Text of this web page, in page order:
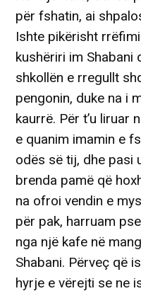
për fshatin, ai
Ishte pikërisht
kushëriri im Shabani
shkollën e rregullt
pengonin, duke na i
kaurrë. Për t’u liruar
e quanim imamin e
odës së tij, dhe pasi
brenda pamë që
na ofroi vendin e
për pak, harruam
nga një kafe në
Shabani. Përveç që
hyrje e vërejti se ne